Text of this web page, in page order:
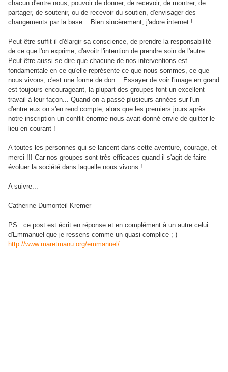
chacun d'entre nous, pouvoir de donner, de recevoir, de montrer, de
partager, de soutenir, ou de recevoir du soutien, d'envisager des
changements par la base... Bien sincèrement, j'adore internet !
Peut-être suffit-il d'élargir sa conscience, de prendre la responsabilité
de ce que l'on exprime, d'avoitr l'intention de prendre soin de l'autre...
Peut-être aussi se dire que chacune de nos interventions est
fondamentale en ce qu'elle représente ce que nous sommes, ce que
nous vivons, c'est une forme de don... Essayer de voir l'image en grand
est toujours encourageant, la plupart des groupes font un excellent
travail à leur façon... Quand on a passé plusieurs années sur l'un
d'entre eux on s'en rend compte, alors que les premiers jours après
notre inscription un conflit énorme nous avait donné envie de quitter le
lieu en courant !
A toutes les personnes qui se lancent dans cette aventure, courage, et
merci !!! Car nos groupes sont très efficaces quand il s'agit de faire
évoluer la société dans laquelle nous vivons !
A suivre...
Catherine Dumonteil Kremer
PS : ce post est écrit en réponse et en complément à un autre celui
d'Emmanuel que je ressens comme un quasi complice ;-)
http://www.maretmanu.org/emmanuel/